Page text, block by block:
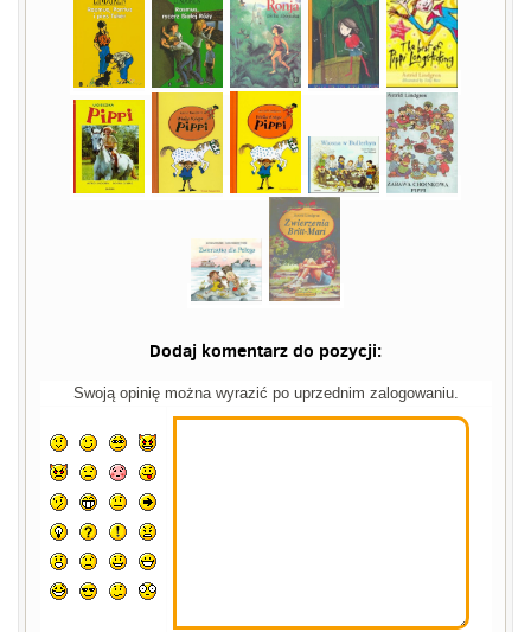
Dodaj komentarz do pozycji:
Swoją opinię można wyrazić po uprzednim zalogowaniu.